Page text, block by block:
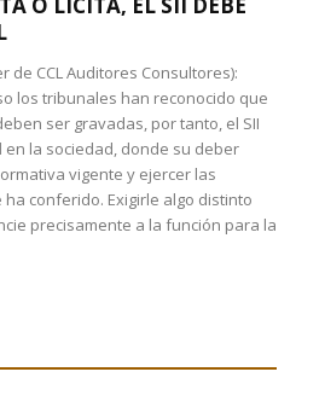
de CCL Auditores Consultores):
los tribunales han reconocido que
ser gravadas, por tanto, el SII
en la sociedad, donde su deber
vigente y ejercer las
conferido. Exigirle algo distinto
precisamente a la función para la